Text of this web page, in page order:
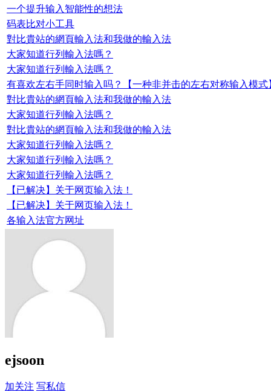
一个提升输入智能性的想法
码表比对小工具
對比貴站的網頁輸入法和我做的輸入法
大家知道行列輸入法嗎？
大家知道行列輸入法嗎？
有喜欢左右手同时输入吗？【一种非并击的左右对称输入模式
對比貴站的網頁輸入法和我做的輸入法
大家知道行列輸入法嗎？
對比貴站的網頁輸入法和我做的輸入法
大家知道行列輸入法嗎？
大家知道行列輸入法嗎？
大家知道行列輸入法嗎？
【已解决】关于网页输入法！
【已解决】关于网页输入法！
各输入法官方网址
ejsoon
加关注 写私信